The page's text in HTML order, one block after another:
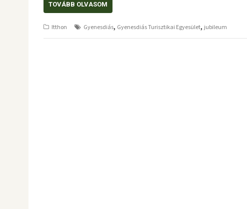
TOVÁBB OLVASOM
Itthon Gyenesdiás, Gyenesdiás Turisztikai Egyesület, jubileum